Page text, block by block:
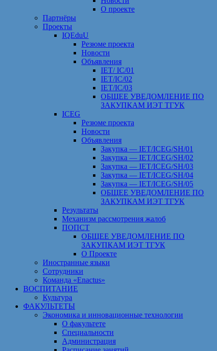
О проекте
Партнёры
Проекты
IQEduU
Резюме проекта
Новости
Объявления
IET/ IC/01
IET/IC/02
IET/IC/03
ОБЩЕЕ УВЕДОМЛЕНИЕ ПО
ЗАКУПКАМ ИЭТ ТГУК
ICEG
Резюме проекта
Новости
Объявления
Закупка — IET/ICEG/SH/01
Закупка — IET/ICEG/SH/02
Закупка — IET/ICEG/SH/03
Закупка — IET/ICEG/SH/04
Закупка — IET/ICEG/SH/05
ОБЩЕЕ УВЕДОМЛЕНИЕ ПО
ЗАКУПКАМ ИЭТ ТГУК
Результаты
Механизм рассмотрения жалоб
ПОПСТ
ОБЩЕЕ УВЕДОМЛЕНИЕ ПО
ЗАКУПКАМ ИЭТ ТГУК
О Проекте
Иностранные языки
Сотрудники
Команда «Enactus»
ВОСПИТАНИЕ
Культура
ФАКУЛЬТЕТЫ
Экономика и инновационные технологии
О факультете
Специальности
Администрация